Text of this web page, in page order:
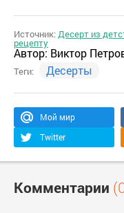
Источник: Десерт из
рецепту
Автор:Виктор
Теги: Десерты
Мой мир
Twitter
Комментарии